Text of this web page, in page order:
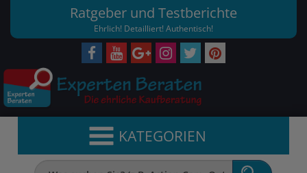
Ratgeber und Testberichte
Ehrlich! Detailliert! Authentisch!
KATEGORIEN